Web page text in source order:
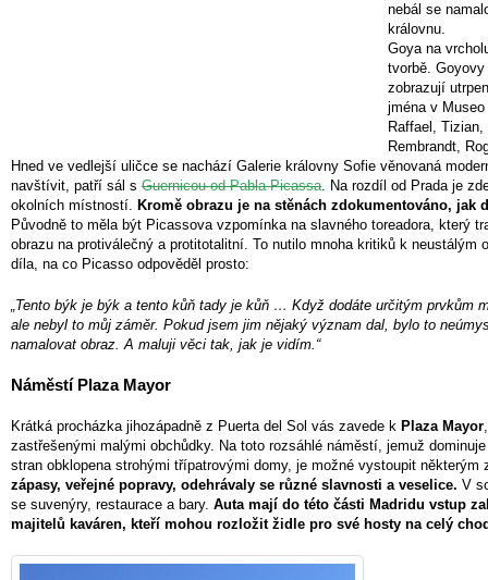
nebál se
královnu.
Goya na
tvorbě.
zobrazují
jména v
Raffael,
Rembrandt,
Hned ve vedlejší uličce se nachází Galerie královny Sofie věnovaná
navštívit, patří sál s Guernicou od Pabla Picassa. Na rozdíl od Prada je
okolních místností. Kromě obrazu je na stěnách zdokumentováno,
Původně to měla být Picassova vzpomínka na slavného toreadora, který
obrazu na protiválečný a protitotalitní. To nutilo mnoha kritiků k
díla, na co Picasso odpověděl prosto:
„Tento býk je býk a tento kůň tady je kůň … Když dodáte určitým prvkům
ale nebyl to můj záměr. Pokud jsem jim nějaký význam dal, bylo to
namalovat obraz. A maluji věci tak, jak je vidím.“
Náměstí Plaza Mayor
Krátká procházka jihozápadně z Puerta del Sol vás zavede k Plaza Mayor
zastřešenými malými obchůdky. Na toto rozsáhlé náměstí, jemuž
stran obklopena strohými třípatrovými domy, je možné vystoupit některým
zápasy, veřejné popravy, odehrávaly se různé slavnosti a veselice. V
se suvenýry, restaurace a bary. Auta mají do této části Madridu vstup
majitelů kaváren, kteří mohou rozložit židle pro své hosty na celý